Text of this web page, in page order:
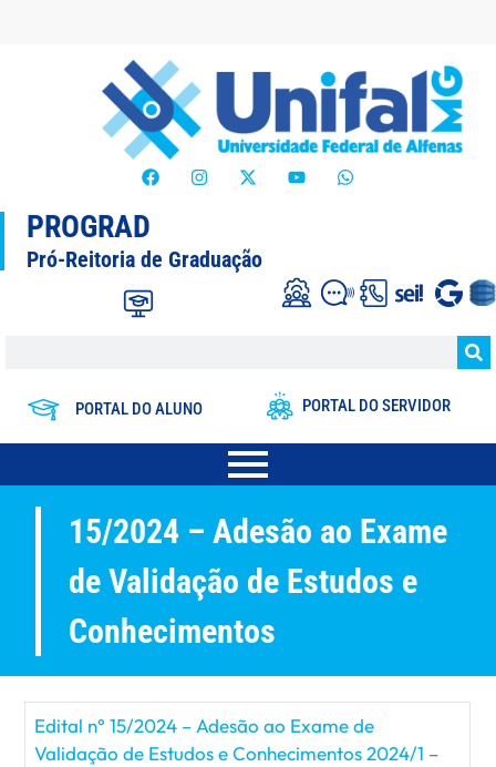
PROGRAD
Pró-Reitoria de Graduação
PORTAL DO ALUNO PORTAL DO SERVIDOR
15/2024 – Adesão ao Exame
de Validação de Estudos e
Conhecimentos
Edital n° 15/2024 – Adesão ao Exame de
Validação de Estudos e Conhecimentos 2024/1 –